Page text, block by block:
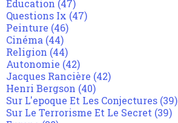
Education (47)
Questions Ix (47)
Peinture (46)
Cinéma (44)
Religion (44)
Autonomie (42)
Jacques Rancière (42)
Henri Bergson (40)
Sur L'epoque Et Les Conjectures (39)
Sur Le Terrorisme Et Le Secret (39)